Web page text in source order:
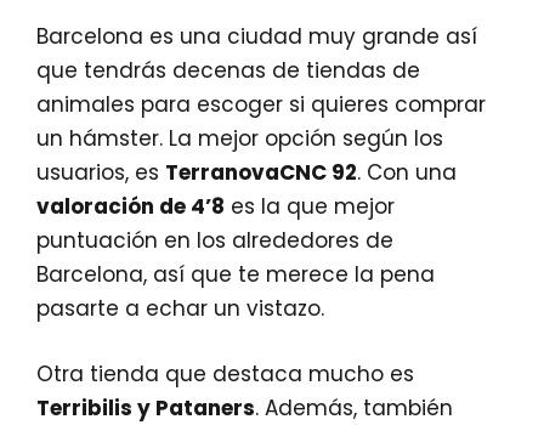
Barcelona es una ciudad muy grande así
que tendrás decenas de tiendas de
animales para escoger si quieres comprar
un hámster. La mejor opción según los
usuarios, es TerranovaCNC 92. Con una
valoración de 4’8 es la que mejor
puntuación en los alrededores de
Barcelona, así que te merece la pena
pasarte a echar un vistazo.
Otra tienda que destaca mucho es
Terribilis y Pataners. Además, también